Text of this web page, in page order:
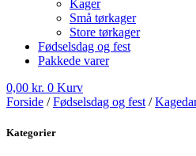
Kager
Små tørkager
Store tørkager
Fødselsdag og fest
Pakkede varer
0,00 kr. 0 Kurv
Forside /Fødselsdag og fest /
Kategorier